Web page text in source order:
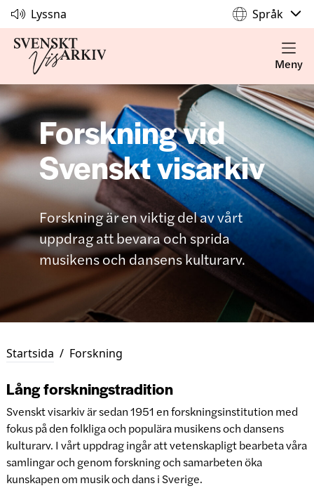
Lyssna Språk
Meny
Forskning vid
Svenskt visarkiv
Forskning är en viktig del av vårt
uppdrag att bevara och sprida
musikens och dansens kulturarv.
Startsida / Forskning
Lång forskningstradition
Svenskt visarkiv är sedan 1951 en forskningsinstitution med
fokus på den folkliga och populära musikens och dansens
kulturarv. I vårt uppdrag ingår att vetenskapligt bearbeta våra
samlingar och genom forskning och samarbeten öka
kunskapen om musik och dans i Sverige.